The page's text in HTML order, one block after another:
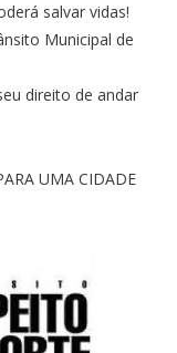
salvar vidas!
Municipal de
direito de andar
UMA CIDADE